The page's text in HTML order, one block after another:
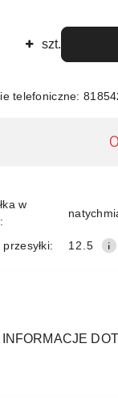
szt.
telefoniczne:
w
12.5
INFORMACJE